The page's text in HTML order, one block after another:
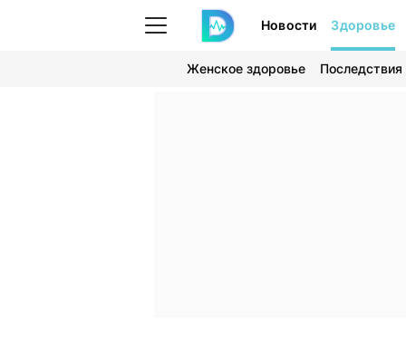
Новости Здоровье
Женское здоровье Последствия